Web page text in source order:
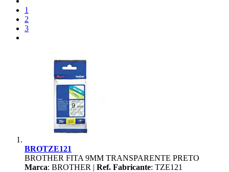
1
2
3
BROTZE121
BROTHER FITA 9MM TRANSPARENTE PRETO
Marca: BROTHER | Ref. Fabricante: TZE121